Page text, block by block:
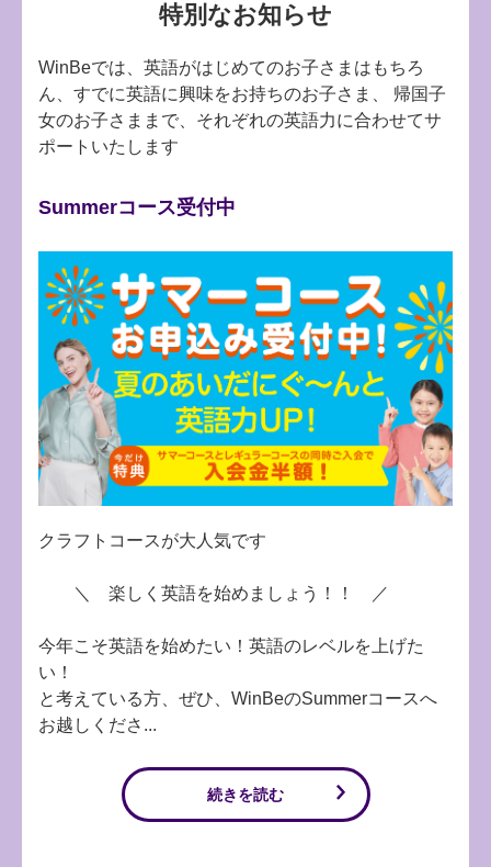
特別なお知らせ
WinBeでは、英語がはじめてのお子さまはもちろ
ん、すでに英語に興味をお持ちのお子さま、 帰国子
女のお子さままで、それぞれの英語力に合わせてサ
ポートいたします
Summerコース受付中
クラフトコースが大人気です
＼ 楽しく英語を始めましょう！！ ／
今年こそ英語を始めたい！英語のレベルを上げた
い！
と考えている方、ぜひ、WinBeのSummerコースへ
お越しくださ...
続きを読む